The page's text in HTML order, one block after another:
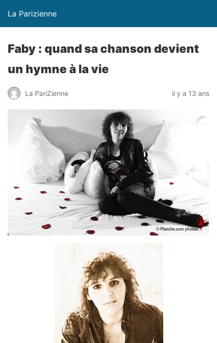
La Parizienne
Faby : quand sa chanson devient
un hymne à la vie
La PariZienne il y a 13 ans